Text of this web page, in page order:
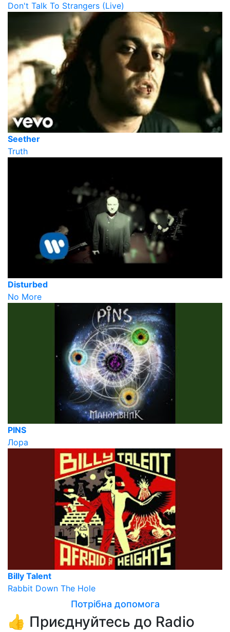
Don't Talk To Strangers (Live)
Seether
Truth
Disturbed
No More
PINS
Лора
Billy Talent
Rabbit Down The Hole
Потрібна допомога
👍 Приєднуйтесь до Radio